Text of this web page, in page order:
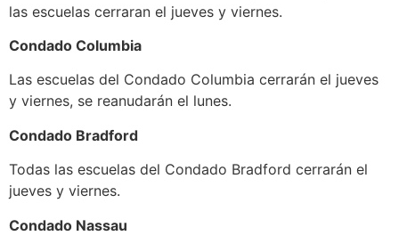
las escuelas cerraran el jueves y viernes.
Condado Columbia
Las escuelas del Condado Columbia cerrarán el jueves
y viernes, se reanudarán el lunes.
Condado Bradford
Todas las escuelas del Condado Bradford cerrarán el
jueves y viernes.
Condado Nassau